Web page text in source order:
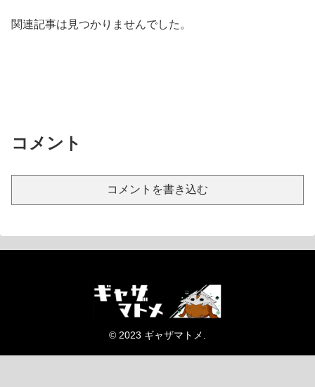
関連記事は見つかりませんでした。
コメント
コメントを書き込む
© 2023 ギャザマトメ.